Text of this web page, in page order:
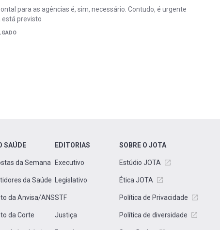
para as agências é, sim, necessário. Contudo, é urgente
está previsto
SAÚDE
da Semana
da Saúde
da Anvisa/ANS
da Corte
EDITORIAS
Executivo
Legislativo
STF
Justiça
SOBRE O JOTA
Estúdio JOTA
Ética JOTA
Política de Privacidade
Política de diversidade